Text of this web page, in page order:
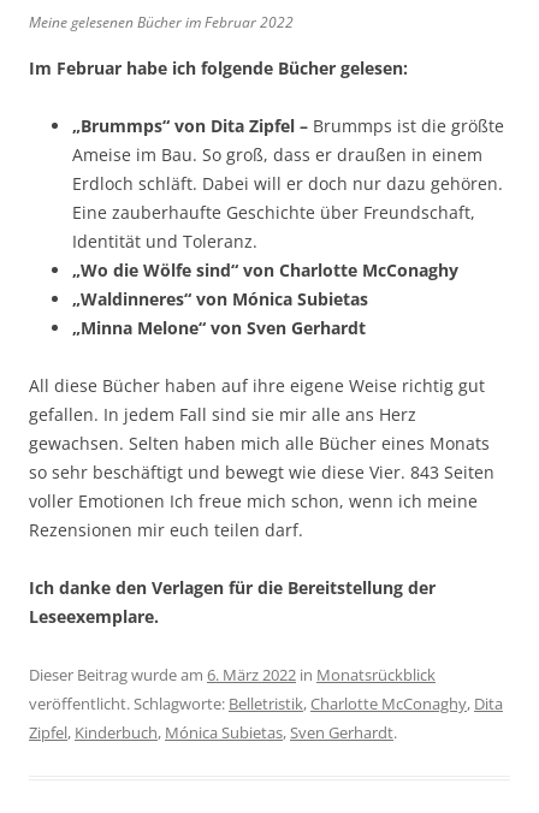
Meine gelesenen Bücher im Februar 2022
Im Februar habe ich folgende Bücher gelesen:
„Brummps“ von Dita Zipfel – Brummps ist die größte
Ameise im Bau. So groß, dass er draußen in einem
Erdloch schläft. Dabei will er doch nur dazu gehören.
Eine zauberhaufte Geschichte über Freundschaft,
Identität und Toleranz.
„Wo die Wölfe sind“ von Charlotte McConaghy
„Waldinneres“ von Mónica Subietas
„Minna Melone“ von Sven Gerhardt
All diese Bücher haben auf ihre eigene Weise richtig gut
gefallen. In jedem Fall sind sie mir alle ans Herz
gewachsen. Selten haben mich alle Bücher eines Monats
so sehr beschäftigt und bewegt wie diese Vier. 843 Seiten
voller Emotionen Ich freue mich schon, wenn ich meine
Rezensionen mir euch teilen darf.
Ich danke den Verlagen für die Bereitstellung der
Leseexemplare.
Dieser Beitrag wurde am 6. März 2022 in Monatsrückblick
veröffentlicht. Schlagworte: Belletristik,Charlotte McConaghy, Dita
Zipfel, Kinderbuch, Mónica Subietas,Sven Gerhardt.